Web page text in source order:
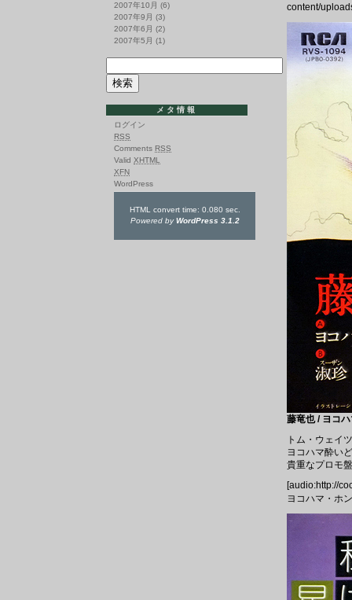
content/
藤竜也 / ヨコ
トム・ウェイ
ヨコハマ酔い
貴重なプロモ
[audio:http://
ヨコハマ・ホ
2007年10月 (6)
2007年9月 (3)
2007年6月 (2)
2007年5月 (1)
メタ情報
ログイン
RSS
Comments RSS
Valid XHTML
XFN
WordPress
HTML convert time: 0.080 sec.
Powered byWordPress 3.1.2